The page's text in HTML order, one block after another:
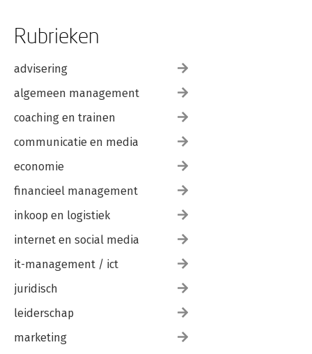
Rubrieken
advisering
algemeen management
coaching en trainen
communicatie en media
economie
financieel management
inkoop en logistiek
internet en social media
it-management / ict
juridisch
leiderschap
marketing